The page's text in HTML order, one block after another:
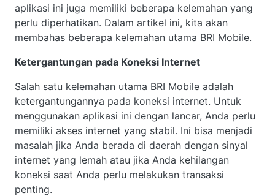
aplikasi ini juga memiliki beberapa kelemahan yang
perlu diperhatikan. Dalam artikel ini, kita akan
membahas beberapa kelemahan utama BRI Mobile.
Ketergantungan pada Koneksi Internet
Salah satu kelemahan utama BRI Mobile adalah
ketergantungannya pada koneksi internet. Untuk
menggunakan aplikasi ini dengan lancar, Anda perlu
memiliki akses internet yang stabil. Ini bisa menjadi
masalah jika Anda berada di daerah dengan sinyal
internet yang lemah atau jika Anda kehilangan
koneksi saat Anda perlu melakukan transaksi
penting.